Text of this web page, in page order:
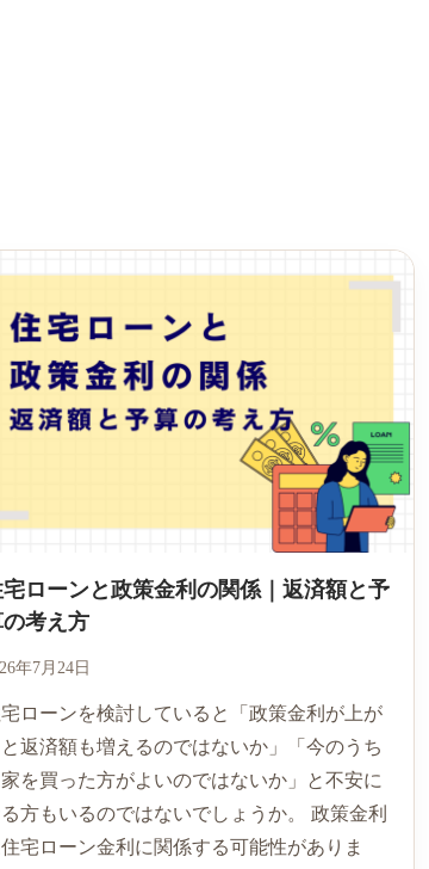
ローンと政策金利の関係｜返済額と予
考え方
年7月24日
ローンを検討していると「政策金利が上が
と返済額も増えるのではないか」「今のうち
を買った方がよいのではないか」と不安に
方もいるのではないでしょうか。 政策金利
宅ローン金利に関係する可能性がありま